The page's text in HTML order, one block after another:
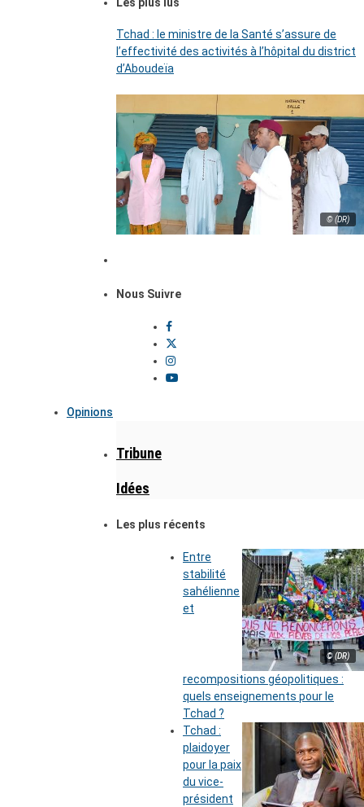
Tchad : le ministre de la Santé s’assure de
l’effectivité des activités à l’hôpital du district
d’Aboudeïa
© (DR)
Nous Suivre
Opinions
Tribune
Idées
Les plus récents
© (DR)
Entre
stabilité
sahélienne
et
recompositions géopolitiques :
quels enseignements pour le
Tchad ?
Tchad :
plaidoyer
pour la paix
du vice-
président